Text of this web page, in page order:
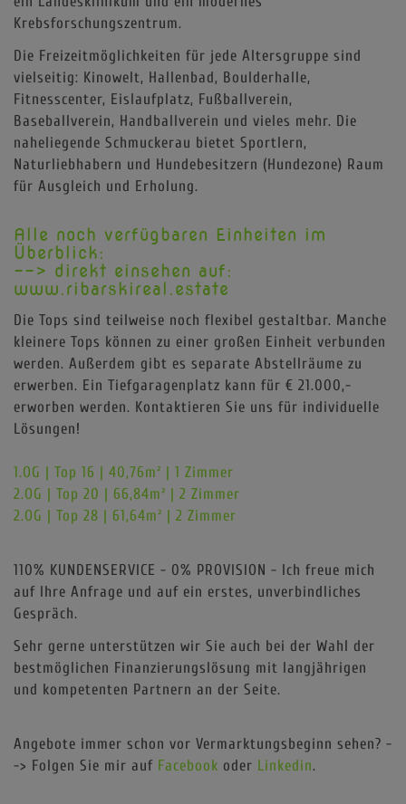
Krebsforschungszentrum.
Die Freizeitmöglichkeiten für jede Altersgruppe sind
vielseitig: Kinowelt, Hallenbad, Boulderhalle,
Fitnesscenter, Eislaufplatz, Fußballverein,
Baseballverein, Handballverein und vieles mehr. Die
naheliegende Schmuckerau bietet Sportlern,
Naturliebhabern und Hundebesitzern (Hundezone) Raum
für Ausgleich und Erholung.
Alle noch verfügbaren Einheiten im
Überblick:
--> direkt einsehen auf:
www.ribarskireal.estate
Die Tops sind teilweise noch flexibel gestaltbar. Manche
kleinere Tops können zu einer großen Einheit verbunden
werden. Außerdem gibt es separate Abstellräume zu
erwerben. Ein Tiefgaragenplatz kann für € 21.000,-
erworben werden. Kontaktieren Sie uns für individuelle
Lösungen!
1.OG | Top 16 | 40,76m² | 1 Zimmer
2.OG | Top 20 | 66,84m² | 2 Zimmer
2.OG | Top 28 | 61,64m² | 2 Zimmer
110% KUNDENSERVICE - 0% PROVISION - Ich freue mich
auf Ihre Anfrage und auf ein erstes, unverbindliches
Gespräch.
Sehr gerne unterstützen wir Sie auch bei der Wahl der
bestmöglichen Finanzierungslösung mit langjährigen
und kompetenten Partnern an der Seite.
Angebote immer schon vor Vermarktungsbeginn sehen? -
-> Folgen Sie mir auf Facebook oder Linkedin.